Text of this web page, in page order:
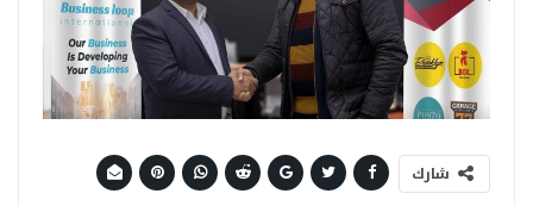
شارك